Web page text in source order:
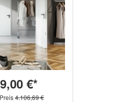
€*
4.106,69 €